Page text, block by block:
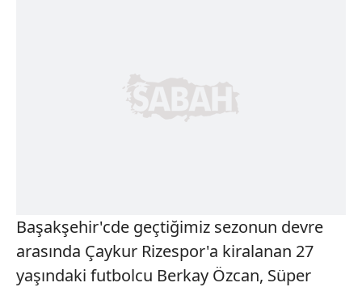
Başakşehir'cde geçtiğimiz sezonun devre
arasında Çaykur Rizespor'a kiralanan 27
yaşındaki futbolcu Berkay Özcan, Süper